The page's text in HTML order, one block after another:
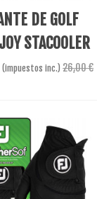
Al CarritoDE GOLF
STACOOLER
YLLW
(impuestos inc.) 26,00 €